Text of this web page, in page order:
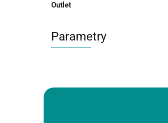
Outlet
Parametry